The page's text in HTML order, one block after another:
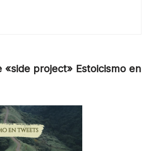
«side project» Estoicismo en